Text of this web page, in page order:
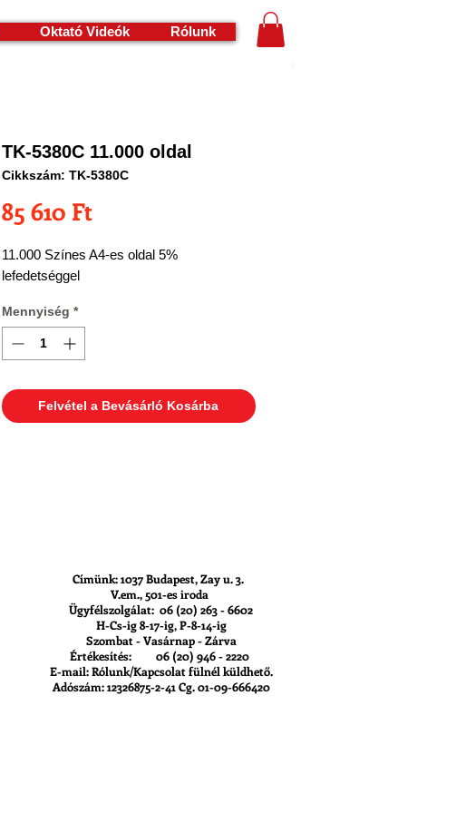
Oktató Videók Rólunk
TK-5380C 11.000 oldal
Cikkszám: TK-5380C
85 610 FtÁr
11.000 Színes A4-es oldal 5%
lefedetséggel
Mennyiség *
Felvétel a Bevásárló Kosárba
Címünk: 1037 Budapest, Zay u. 3.
V.em., 501-es iroda
Ügyfélszolgálat: 06 (20) 263 - 6602
H-Cs-ig 8-17-ig, P-8-14-ig
Szombat - Vasárnap - Zárva
Értékesítés: 06 (20) 946 - 2220
E-mail: Rólunk/Kapcsolat fülnél küldhető.
Adószám: 12326875-2-41 Cg. 01-09-666420